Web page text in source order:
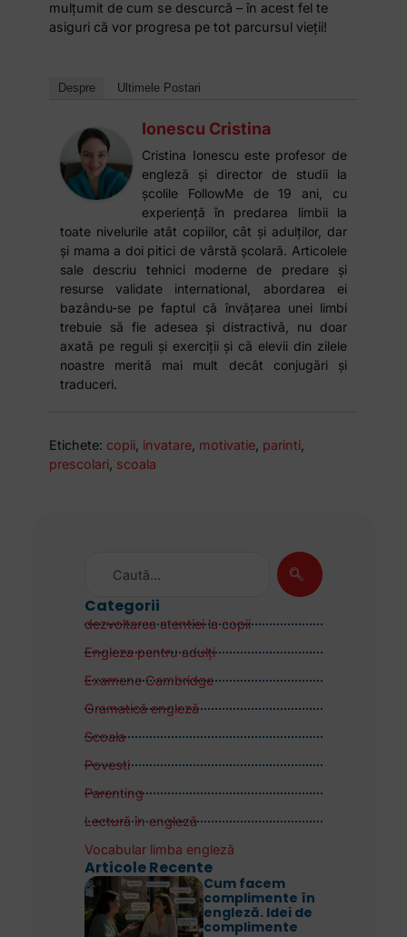
mulţumit de cum se descurcă – în acest fel te
asiguri că vor progresa pe tot parcursul vieţii!
Despre Ultimele Postari
Ionescu Cristina
Cristina Ionescu este profesor de
engleză și director de studii la
școlile FollowMe de 19 ani, cu
experiență în predarea limbii la
toate nivelurile atât copiilor, cât și adulților, dar
și mama a doi pitici de vârstă școlară. Articolele
sale descriu tehnici moderne de predare și
resurse validate international, abordarea ei
bazându-se pe faptul că învățarea unei limbi
trebuie să fie adesea și distractivă, nu doar
axată pe reguli și exerciții și că elevii din zilele
noastre merită mai mult decât conjugări și
traduceri.
Etichete: copii, invatare, motivatie, parinti,
prescolari, scoala
Categorii
dezvoltarea atentiei la copii
Engleza pentru adulţi
Examene Cambridge
Gramatică engleză
Scoala
Povesti
Parenting
Lectură în engleză
Vocabular limba engleză
Articole Recente
Cum facem
complimente în
engleză. Idei de
complimente